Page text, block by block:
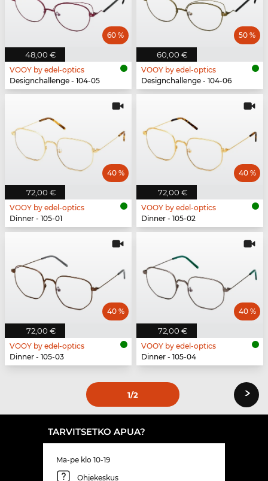
48,00 €
60 %
VOOY by edel-optics
Designchallenge - 104-05
60,00 €
50 %
VOOY by edel-optics
Designchallenge - 104-06
72,00 €
40 %
VOOY by edel-optics
Dinner - 105-01
72,00 €
40 %
VOOY by edel-optics
Dinner - 105-02
72,00 €
40 %
VOOY by edel-optics
Dinner - 105-03
72,00 €
40 %
VOOY by edel-optics
Dinner - 105-04
1/2 ›
TARVITSETKO APUA?
Ma-pe klo 10-19
Ohjekeskus